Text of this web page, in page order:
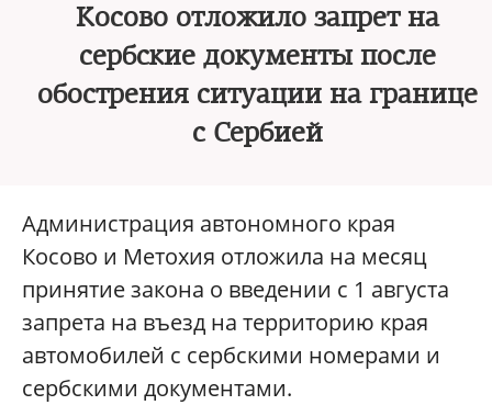
Косово отложило запрет на
сербские документы после
обострения ситуации на границе
с Сербией
Администрация автономного края
Косово и Метохия отложила на месяц
принятие закона о введении с 1 августа
запрета на въезд на территорию края
автомобилей с сербскими номерами и
сербскими документами.